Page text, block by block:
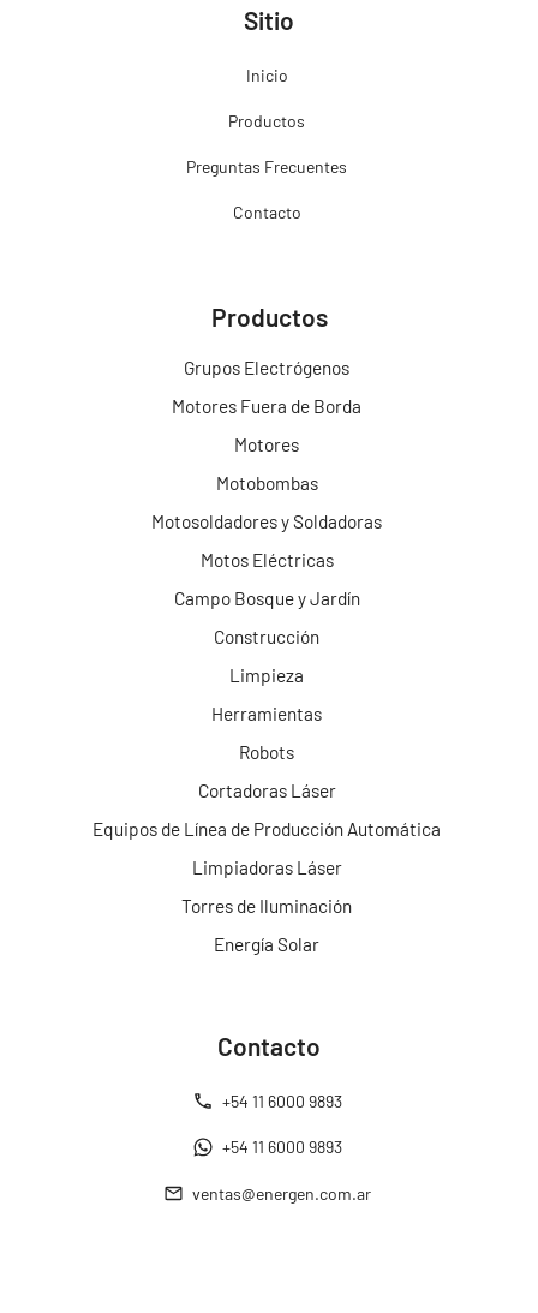
Sitio
Inicio
Productos
Preguntas Frecuentes
Contacto
Productos
Grupos Electrógenos
Motores Fuera de Borda
Motores
Motobombas
Motosoldadores y Soldadoras
Motos Eléctricas
Campo Bosque y Jardín
Construcción
Limpieza
Herramientas
Robots
Cortadoras Láser
Equipos de Línea de Producción Automática
Limpiadoras Láser
Torres de Iluminación
Energía Solar
Contacto
+54 11 6000 9893
+54 11 6000 9893
ventas@energen.com.ar